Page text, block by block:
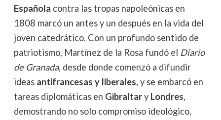
Española contra las tropas napoleónicas en
1808 marcó un antes y un después en la vida del
joven catedrático. Con un profundo sentido de
patriotismo, Martínez de la Rosa fundó el Diario
de Granada, desde donde comenzó a difundir
ideas antifrancesas y liberales, y se embarcó en
tareas diplomáticas en Gibraltary Londres,
demostrando no solo compromiso ideológico,